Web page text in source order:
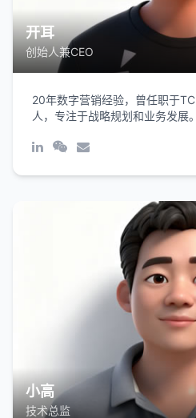
开耳
创始人兼CEO
20年数字营销经验，曾任职于
人，专注于战略规划和业务发展。
小高
技术总监